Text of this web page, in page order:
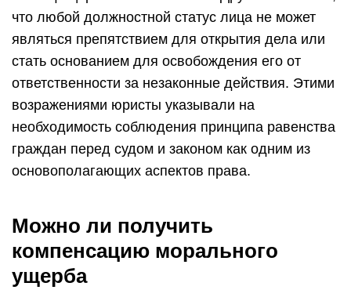
что любой должностной статус лица не может
являться препятствием для открытия дела или
стать основанием для освобождения его от
ответственности за незаконные действия. Этими
возражениями юристы указывали на
необходимость соблюдения принципа равенства
граждан перед судом и законом как одним из
основополагающих аспектов права.
Можно ли получить
компенсацию морального
ущерба